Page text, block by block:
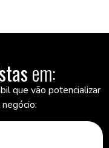
em:
que vão potencializar